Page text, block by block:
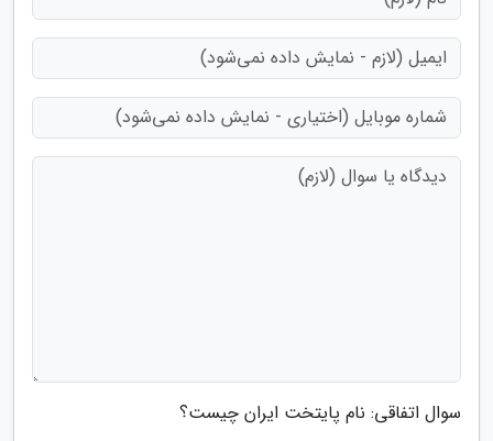
سوال اتفاقی: نام پایتخت ایران چیست؟